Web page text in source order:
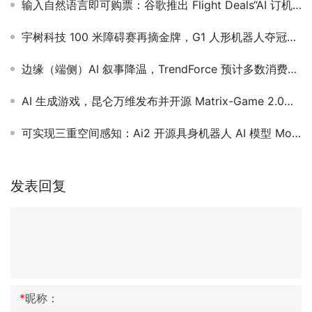
输入自然语言即可购票：谷歌推出 Flight Deals“AI 订机票”功能
宇树科技 100 米障碍赛再摘金牌，G1 人形机器人夺冠成绩 33.71 秒
边缘（端侧）AI 叙事降温，TrendForce 预计多数消费电子产品今年出货大致持平
AI 生成游戏，昆仑万维发布并开源 Matrix-Game 2.0、Matrix-3D 模型
可实现三重空间感知：Ai2 开源具身机器人 AI 模型 MolmoAct
发表回复
*昵称：